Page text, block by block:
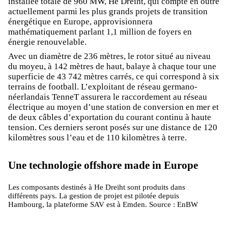
actuellement parmi les plus grands projets de transition
énergétique en Europe, approvisionnera
mathématiquement parlant 1,1 million de foyers en
énergie renouvelable.
Avec un diamètre de 236 mètres, le rotor situé au niveau
du moyeu, à 142 mètres de haut, balaye à chaque tour une
superficie de 43 742 mètres carrés, ce qui correspond à six
terrains de football. L’exploitant de réseau germano-
néerlandais TenneT assurera le raccordement au réseau
électrique au moyen d’une station de conversion en mer et
de deux câbles d’exportation du courant continu à haute
tension. Ces derniers seront posés sur une distance de 120
kilomètres sous l’eau et de 110 kilomètres à terre.
Une technologie offshore made in Europe
Les composants destinés à He Dreiht sont produits dans
différents pays. La gestion de projet est pilotée depuis
Hambourg, la plateforme SAV est à Emden. Source : EnBW